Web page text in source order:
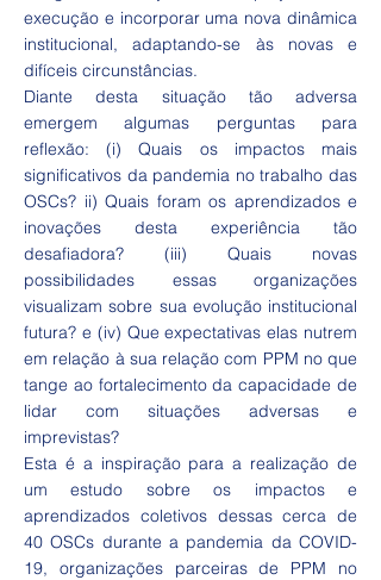
execução e incorporar uma nova dinâmica
institucional, adaptando-se às novas e
difíceis circunstâncias.
Diante desta situação tão adversa
emergem algumas perguntas para
reflexão: (i) Quais os impactos mais
significativos da pandemia no trabalho das
OSCs? ii) Quais foram os aprendizados e
inovações desta experiência tão
desafiadora? (iii) Quais novas
possibilidades essas organizações
visualizam sobre sua evolução institucional
futura? e (iv) Que expectativas elas nutrem
em relação à sua relação com PPM no que
tange ao fortalecimento da capacidade de
lidar com situações adversas e
imprevistas?
Esta é a inspiração para a realização de
um estudo sobre os impactos e
aprendizados coletivos dessas cerca de
40 OSCs durante a pandemia da COVID-
19, organizações parceiras de PPM no